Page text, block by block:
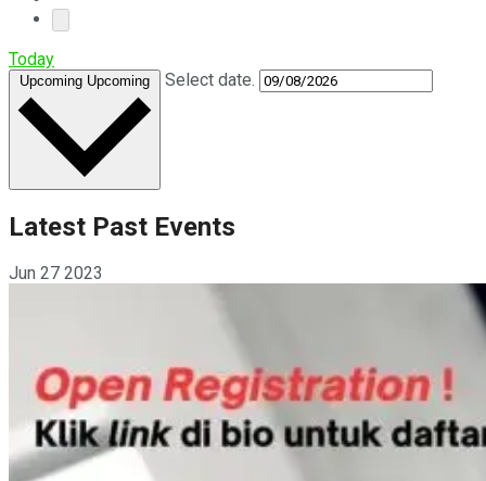
Today
Upcoming Upcoming Select date.
Latest Past Events
Jun 27 2023